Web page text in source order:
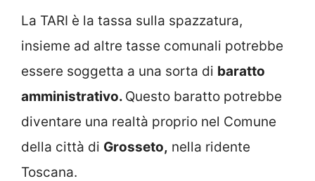
La TARI è la tassa sulla spazzatura,
insieme ad altre tasse comunali potrebbe
essere soggetta a una sorta di baratto
amministrativo. Questo baratto potrebbe
diventare una realtà proprio nel Comune
della città di Grosseto, nella ridente
Toscana.